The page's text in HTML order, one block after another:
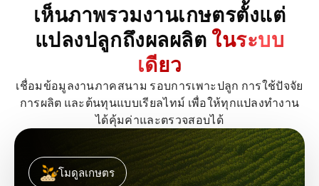
เห็นภาพรวมงานเกษตรตั้งแต่
แปลงปลูกถึงผลผลิต ในระบบ
เดียว
เชื่อมข้อมูลงานภาคสนาม รอบการเพาะปลูก การใช้ปัจจัย
การผลิต และต้นทุนแบบเรียลไทม์ เพื่อให้ทุกแปลงทำงาน
ได้คุ้มค่าและตรวจสอบได้
โมดูลเกษตร